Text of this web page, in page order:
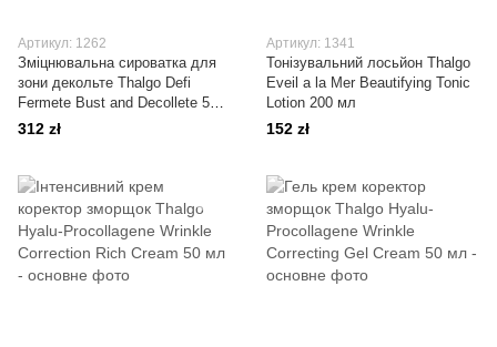
Артикул: 1262
Зміцнювальна сироватка для
зони декольте Thalgo Defi
Fermete Bust and Decollete 50
мл
312 zł
Артикул: 1341
Тонізувальний лосьйон Thalgo
Eveil a la Mer Beautifying Tonic
Lotion 200 мл
152 zł